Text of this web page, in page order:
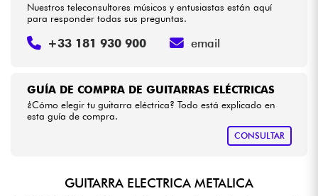
GUÍA DE COMPRA DE GUITARRAS ELÉCTRICAS
¿Cómo elegir tu guitarra eléctrica? Todo está explicado en
esta guía de compra.
CONSULTAR
Nuestros teleconsultores músicos y entusiastas están aquí
para responder todas sus preguntas.
+33 181 930 900 email
GUITARRA ELECTRICA METALICA